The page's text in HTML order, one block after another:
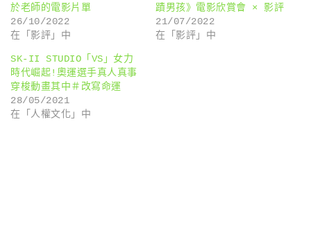
於老師的電影片單
26/10/2022
在「影評」中
蹟男孩》電影欣賞會 × 影評
21/07/2022
在「影評」中
SK-II STUDIO「VS」女力
時代崛起!奧運選手真人真事
穿梭動畫其中＃改寫命運
28/05/2021
在「人權文化」中